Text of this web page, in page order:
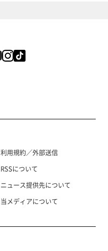
利用規約／外部送信
RSSについて
ニュース提供先について
当メディアについて